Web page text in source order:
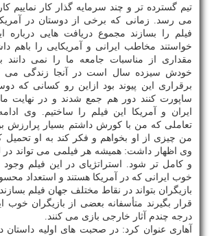
تیم گسترده تر و چند سرمایه گذار كار نماییم
می رسد. زمانی كه برخی از دوستان در
فیلم را بسازند مجموع دریافت هایی درباره
خواستند مخاطب ایرانی و آمریكایی را باهم
مقداری از مناسبات جامعه ما را نمی
خودش سیزده سال است در آنجا زندگی می
برقراری این پیوند بود ازاین رو كسانی كه
ساپورت كنند دور هم جمع شدند و در نهایت ما
ایران و آمریكا این فیلم را ساختیم. وی
تعاملی كه من با كورش داشتم بسیار پرارزش
من چیزی از او بخواهم و فكر كند به او
وی اظهار داشت: همیشه هر فیلمی می تواند
و كامل تر شود. استراتژیای در این فیلم
خوب ایرانی كه در آمریكا هستند و استعداد
بازیگران بتواند در نقاط مختلف جهان فیلم
قرار بگیرند متأسفانه بعضی از بازیگران خوب
درجه چندم آثار خارجی بازی می كنند.
آهاری عنوان كرد: در صحبت های اولیه داستان